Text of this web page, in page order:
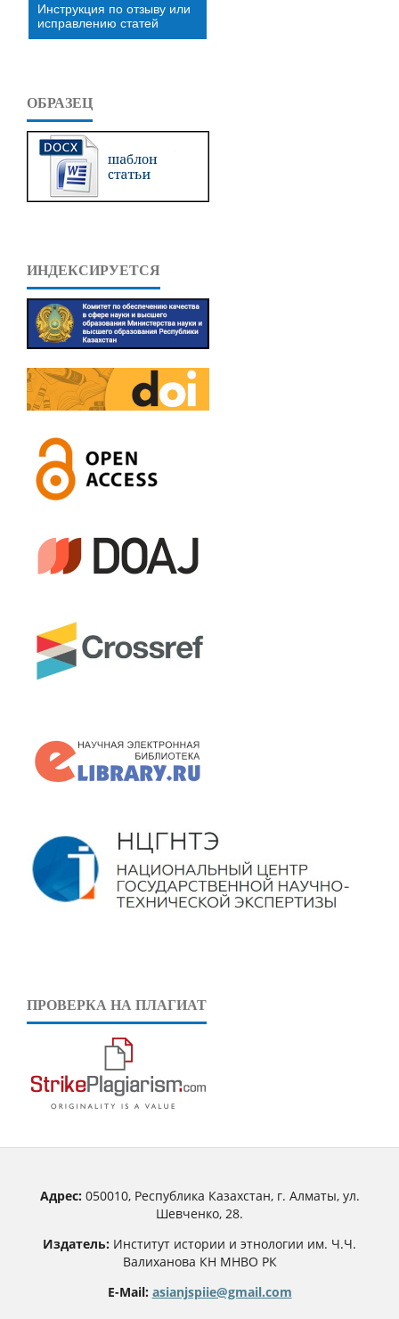
Инструкция по отзыву или
исправлению статей
ОБРАЗЕЦ
ИНДЕКСИРУЕТСЯ
ПРОВЕРКА НА ПЛАГИАТ
Адрес:050010, Республика Казахстан, г. Алматы, ул.
Шевченко, 28.
Издатель: Институт истории и этнологии им. Ч.Ч.
Валиханова КН МНВО РК
E-Mail: asianjspiie@gmail.com